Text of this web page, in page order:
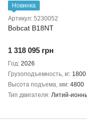
Новинка
Артикул: 5230052
Bobcat B18NT
1 318 095 грн
Год 2026
Грузоподъемность, кг 1800
Высота подъема, мм 4800
Тип двигателя Литий-